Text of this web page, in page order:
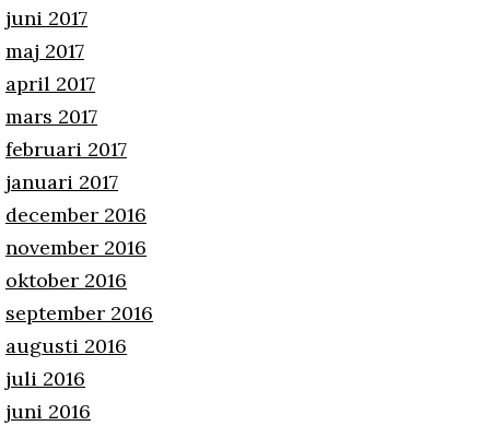
juni 2017
maj 2017
april 2017
mars 2017
februari 2017
januari 2017
december 2016
november 2016
oktober 2016
september 2016
augusti 2016
juli 2016
juni 2016